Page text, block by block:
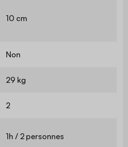
10 cm
Non
29 kg
2
1h / 2 personnes